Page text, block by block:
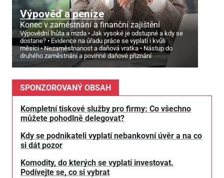
Výpověď a peníze
Konec v zaměstnání a finanční zajištění
Výpovědní lhůta a mzda
Jak vysoké je odstupné a kdy se
dostane?
Evidence na úřadu práce se vyplatí i kvůli
měsíci
Nezaměstnanost a daňová vratka
Nástup do
druhého zaměstnání a povinné daňové přiznání
SPONZOROVANÝ OBSAH
Kompletní tiskové služby pro firmy: Co všechno
můžete pohodlně delegovat?
Kdy se podnikateli vyplatí nebankovní úvěr a na co
si dát pozor
Komodity, do kterých se vyplatí investovat.
Podívejte se, co si vybrat